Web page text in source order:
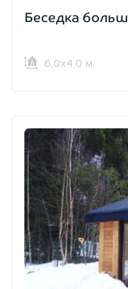
Беседка
6,0х4,0 м.